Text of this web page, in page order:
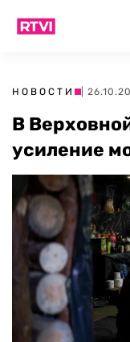
НОВОСТИ |
В
усиление